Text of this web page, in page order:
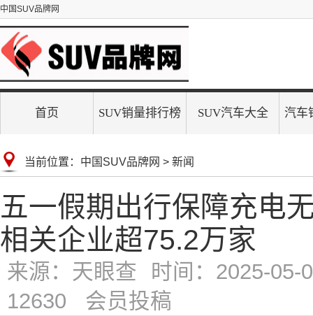
中国SUV品牌网
首页 SUV销量排行榜 SUV汽车大全 汽车
当前位置： 中国SUV品牌网 > 新闻
五一假期出行保障充电
相关企业超75.2万家
来源：天眼查
时间：2025-05-
12630 会员投稿